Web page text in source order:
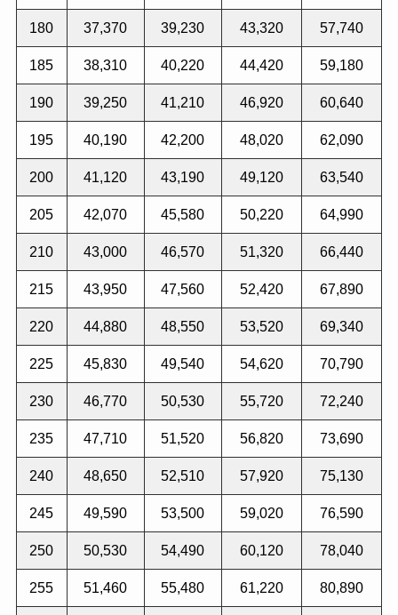
180 37,370 39,230 43,320 57,740
185 38,310 40,220 44,420 59,180
190 39,250 41,210 46,920 60,640
195 40,190 42,200 48,020 62,090
200 41,120 43,190 49,120 63,540
205 42,070 45,580 50,220 64,990
210 43,000 46,570 51,320 66,440
215 43,950 47,560 52,420 67,890
220 44,880 48,550 53,520 69,340
225 45,830 49,540 54,620 70,790
230 46,770 50,530 55,720 72,240
235 47,710 51,520 56,820 73,690
240 48,650 52,510 57,920 75,130
245 49,590 53,500 59,020 76,590
250 50,530 54,490 60,120 78,040
255 51,460 55,480 61,220 80,890